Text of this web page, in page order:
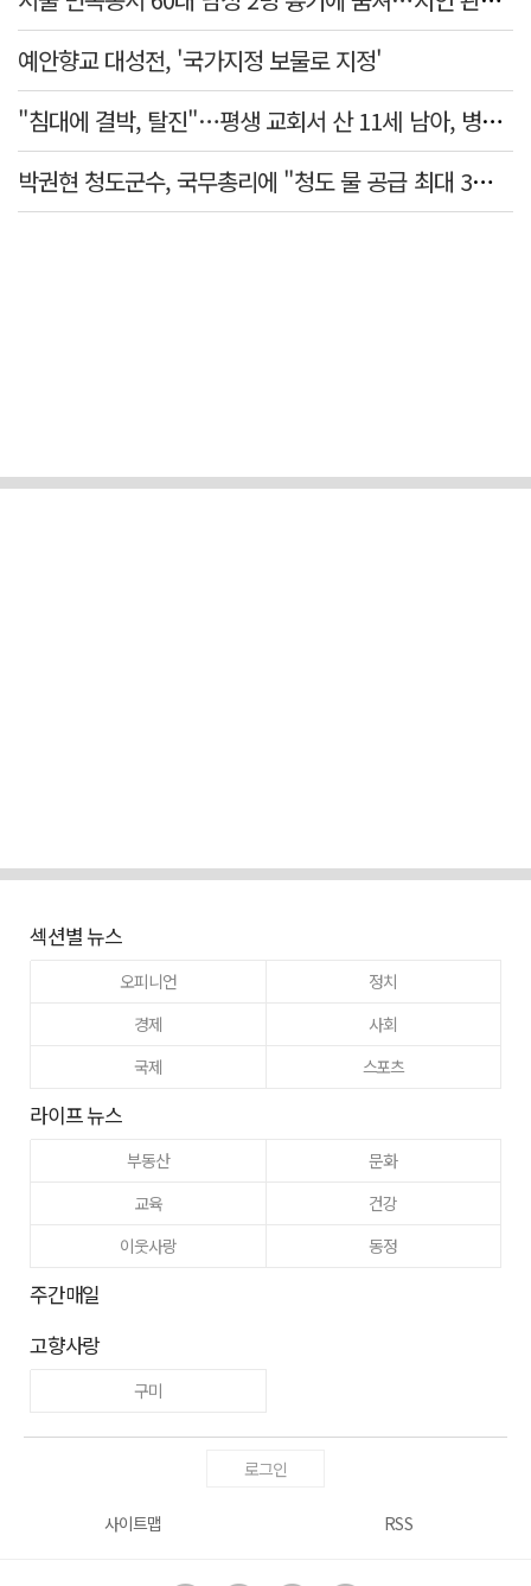
예안향교 대성전, '국가지정 보물로 지정'
"침대에 결박, 탈진"…평생 교회서 산 11세 남아, 병원 이송 끝 숨져
박권현 청도군수, 국무총리에 "청도 물 공급 최대 3만t 늘려달라"
섹션별 뉴스
오피니언
정치
경제
사회
국제
스포츠
라이프 뉴스
부동산
문화
교육
건강
이웃사랑
동정
주간매일
고향사랑
구미
로그인
사이트맵 RSS